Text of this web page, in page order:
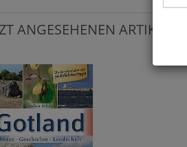
ANGESEHENEN ARTIKEL: